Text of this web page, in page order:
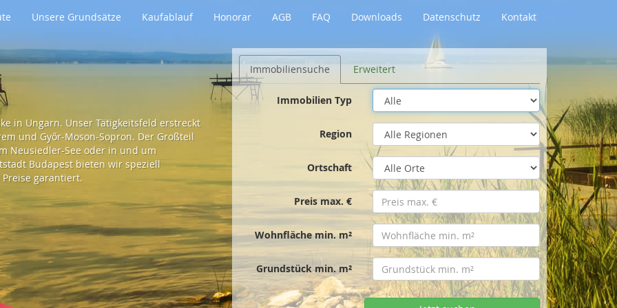
Unsere Grundsätze Kaufablauf Honorar AGB FAQ Downloads Datenschutz Kontakt
in Ungarn. Unser Tätigkeitsfeld erstreckt
und Győr-Moson-Sopron. Der Großteil
Neusiedler-See oder in und um
Budapest bieten wir speziell
garantiert.
Immobiliensuche Erweitert
Immobilien Typ
Region
Ortschaft
Preis max. €
Wohnfläche min. m²
Grundstück min. m²